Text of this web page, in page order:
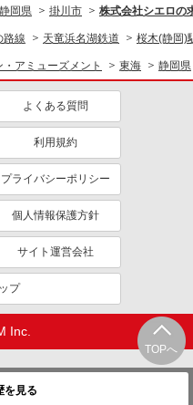
TOPへ
を見る
静岡県 掛川市 株式会社シエロの
路線 天竜浜名湖鉄道 桜木(静岡)
アミューズメント 東海 静岡県
よくある質問
利用規約
プライバシーポリシー
個人情報保護方針
サイト運営会社
プ
Inc.